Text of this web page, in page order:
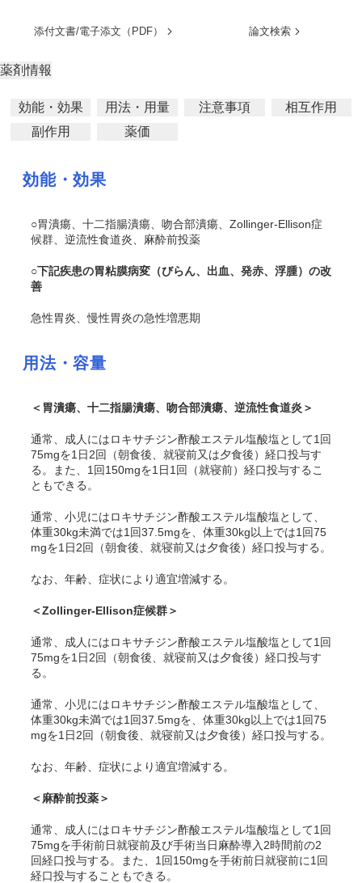
添付文書/電子添文（PDF） 論文検索
薬剤情報
効能・効果 用法・用量 注意事項
相互作用
副作用
薬価
効能・効果
○胃潰瘍、十二指腸潰瘍、吻合部潰瘍、Zollinger-Ellison症
候群、逆流性食道炎、麻酔前投薬
○下記疾患の胃粘膜病変（びらん、出血、発赤、浮腫）の改
善
急性胃炎、慢性胃炎の急性増悪期
用法・容量
＜胃潰瘍、十二指腸潰瘍、吻合部潰瘍、逆流性食道炎＞
通常、成人にはロキサチジン酢酸エステル塩酸塩として1回
75mgを1日2回（朝食後、就寝前又は夕食後）経口投与す
る。また、1回150mgを1日1回（就寝前）経口投与するこ
ともできる。
通常、小児にはロキサチジン酢酸エステル塩酸塩として、
体重30kg未満では1回37.5mgを、体重30kg以上では1回75
mgを1日2回（朝食後、就寝前又は夕食後）経口投与する。
なお、年齢、症状により適宜増減する。
＜Zollinger-Ellison症候群＞
通常、成人にはロキサチジン酢酸エステル塩酸塩として1回
75mgを1日2回（朝食後、就寝前又は夕食後）経口投与す
る。
通常、小児にはロキサチジン酢酸エステル塩酸塩として、
体重30kg未満では1回37.5mgを、体重30kg以上では1回75
mgを1日2回（朝食後、就寝前又は夕食後）経口投与する。
なお、年齢、症状により適宜増減する。
＜麻酔前投薬＞
通常、成人にはロキサチジン酢酸エステル塩酸塩として1回
75mgを手術前日就寝前及び手術当日麻酔導入2時間前の2
回経口投与する。また、1回150mgを手術前日就寝前に1回
経口投与することもできる。